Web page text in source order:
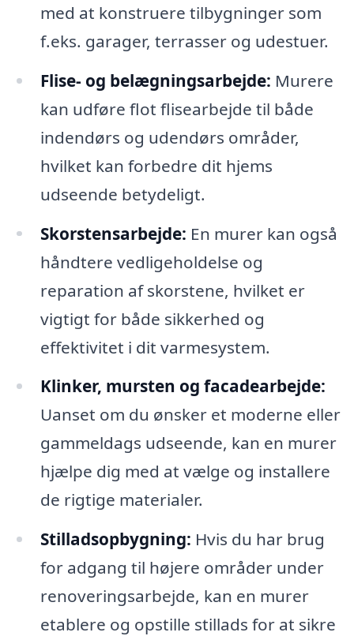
med at konstruere tilbygninger som
f.eks. garager, terrasser og udestuer.
Flise- og belægningsarbejde: Murere
kan udføre flot flisearbejde til både
indendørs og udendørs områder,
hvilket kan forbedre dit hjems
udseende betydeligt.
Skorstensarbejde: En murer kan også
håndtere vedligeholdelse og
reparation af skorstene, hvilket er
vigtigt for både sikkerhed og
effektivitet i dit varmesystem.
Klinker, mursten og facadearbejde:
Uanset om du ønsker et moderne eller
gammeldags udseende, kan en murer
hjælpe dig med at vælge og installere
de rigtige materialer.
Stilladsopbygning: Hvis du har brug
for adgang til højere områder under
renoveringsarbejde, kan en murer
etablere og opstille stillads for at sikre